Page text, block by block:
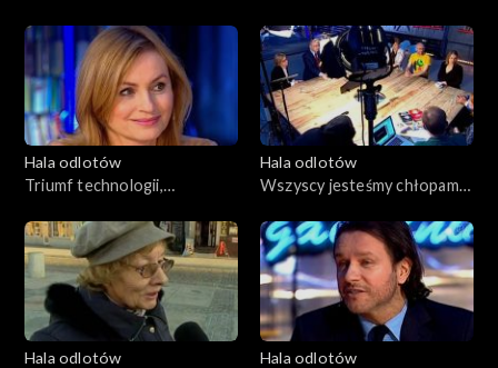
14.05.2015
Hala odlotów
Triumf technologii,
Hala odlotów
Wszyscy jesteśmy chłopami,
Hala odlotów
Hala odlotów